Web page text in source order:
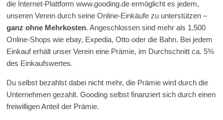
die Internet-Plattform www.gooding.de ermöglicht es jedem,
unseren Verein durch seine Online-Einkäufe zu unterstützen –
ganz ohne Mehrkosten. Angeschlossen sind mehr als 1.500
Online-Shops wie ebay, Expedia, Otto oder die Bahn. Bei jedem
Einkauf erhält unser Verein eine Prämie, im Durchschnitt ca. 5%
des Einkaufswertes.
Du selbst bezahlst dabei nicht mehr, die Prämie wird durch die
Unternehmen gezahlt. Gooding selbst finanziert sich durch einen
freiwilligen Anteil der Prämie.